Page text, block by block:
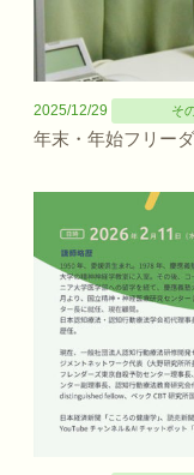
2025/12/29 そ
年末・年始フリー